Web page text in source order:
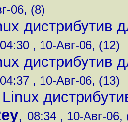
06, (8)
дистрибутив
04:30 , 10-Авг-06, (12)
дистрибутив
04:37 , 10-Авг-06, (13)
, 08:34 , 10-Авг-06,